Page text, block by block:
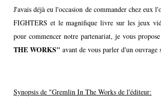
J'avais déjà eu l'occasion de commander chez
FIGHTERS et le magnifique livre sur les jeux
pour commencer notre partenariat, je vous
THE WORKS" avant de vous parler d'un
Synopsis de "Gremlin In The Works de l'éditeur: